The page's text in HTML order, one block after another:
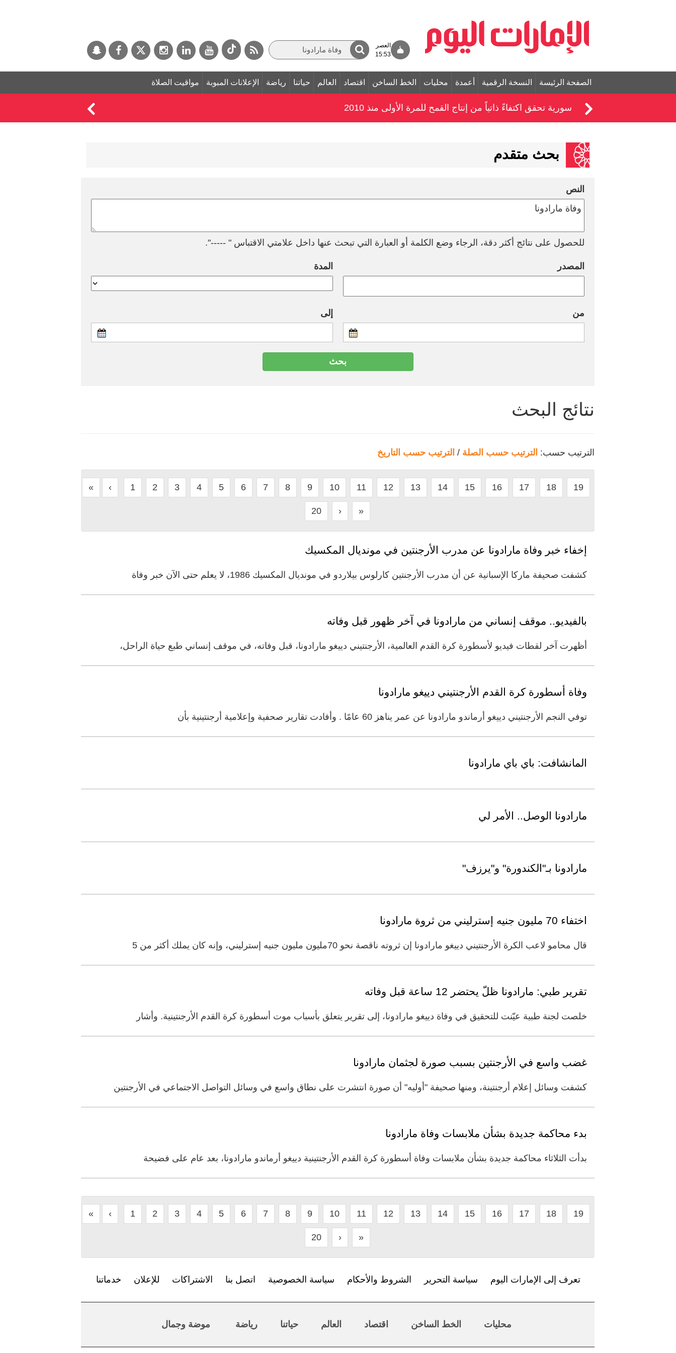
العصر
15:53
الصفحة الرئيسة النسخة الرقمية أعمدة محليات الخط الساخن اقتصاد العالم حياتنا رياضة الإعلانات المبوبة مواقيت الصلاة
سورية تحقق اكتفاءً ذاتياً من إنتاج القمح للمرة الأولى منذ 2010
بحث متقدم
النص
للحصول على نتائج أكثر دقة، الرجاء وضع الكلمة أو العبارة التي تبحث عنها داخل علامتي الاقتباس " -----".
المصدر المدة
من إلى
نتائج البحث
الترتيب حسب: الترتيب حسب الصلة / الترتيب حسب التاريخ
« ‹ 1 2 3 4 5 6 7 8 9 10 11 12 13 14 15 16 17 18 19
20 › »
إخفاء خبر وفاة مارادونا عن مدرب الأرجنتين في مونديال المكسيك
كشفت صحيفة ماركا الإسبانية عن أن مدرب الأرجنتين كارلوس بيلاردو في مونديال المكسيك 1986، لا يعلم حتى الآن خبر وفاة
بالفيديو.. موقف إنساني من مارادونا في آخر ظهور قبل وفاته
أظهرت آخر لقطات فيديو لأسطورة كرة القدم العالمية، الأرجنتيني دييغو مارادونا، قبل وفاته، في موقف إنساني طبع حياة الراحل،
وفاة أسطورة كرة القدم الأرجنتيني دييغو مارادونا
توفي النجم الأرجنتيني دييغو أرماندو مارادونا عن عمر يناهز 60 عامًا . وأفادت تقارير صحفية وإعلامية أرجنتينية بأن
المانشافت: باي باي مارادونا
مارادونا الوصل.. الأمر لي
مارادونا بـ"الكندورة" و"يرزف"
اختفاء 70 مليون جنيه إسترليني من ثروة مارادونا
قال محامو لاعب الكرة الأرجنتيني دييغو مارادونا إن ثروته ناقصة نحو 70مليون مليون جنيه إسترليني، وإنه كان يملك أكثر من 5
تقرير طبي: مارادونا ظلّ يحتضر 12 ساعة قبل وفاته
خلصت لجنة طبية عيّنت للتحقيق في وفاة دييغو مارادونا، إلى تقرير يتعلق بأسباب موت أسطورة كرة القدم الأرجنتينية. وأشار
غضب واسع في الأرجنتين بسبب صورة لجثمان مارادونا
كشفت وسائل إعلام أرجنتينة، ومنها صحيفة "أوليه" أن صورة انتشرت على نطاق واسع في وسائل التواصل الاجتماعي في الأرجنتين
بدء محاكمة جديدة بشأن ملابسات وفاة مارادونا
بدأت الثلاثاء محاكمة جديدة بشأن ملابسات وفاة أسطورة كرة القدم الأرجنتينية دييغو أرماندو مارادونا، بعد عام على فضيحة
« ‹ 1 2 3 4 5 6 7 8 9 10 11 12 13 14 15 16 17 18 19
20 › »
تعرف إلى الإمارات اليوم سياسة التحرير الشروط والأحكام سياسة الخصوصية اتصل بنا الاشتراكات للإعلان خدماتنا
محليات الخط الساخن اقتصاد العالم حياتنا رياضة موضة وجمال